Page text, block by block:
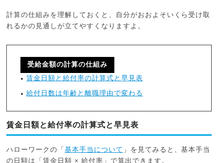
計算の仕組みを理解しておくと、自分がおおよそいくら受け取
れるかの見通しが立てやすくなりますよ。
受給金額の計算の仕組み
賃金日額と給付率の計算式と早見表
給付日数は年齢と離職理由で変わる
賃金日額と給付率の計算式と早見表
ハローワークの「基本手当について 」を見てみると、基本手当
の日額は「賃金日額 × 給付率」で算出できます。